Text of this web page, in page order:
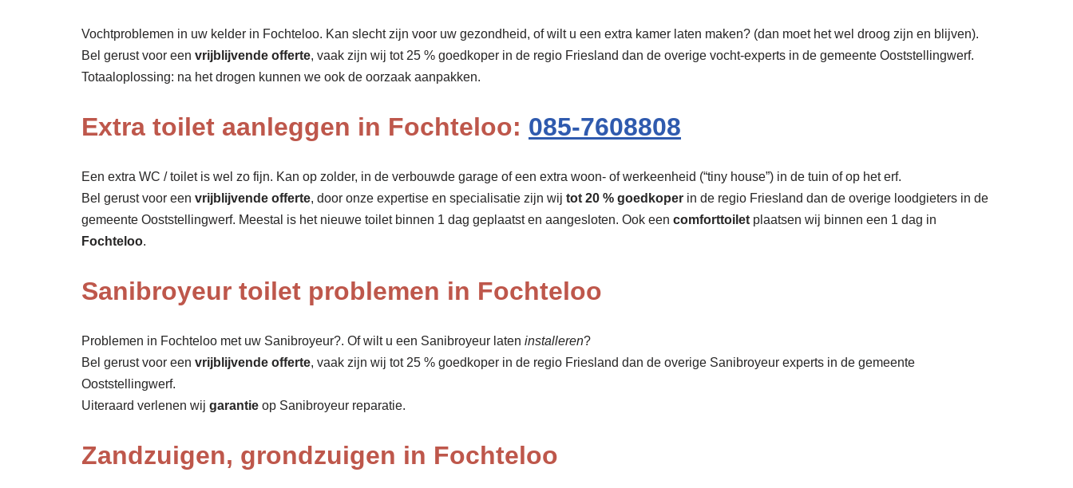
Vochtproblemen in uw kelder in Fochteloo. Kan slecht zijn voor uw gezondheid, of wilt u een extra kamer laten maken? (dan moet het wel droog zijn en blijven).
Bel gerust voor een vrijblijvende offerte, vaak zijn wij tot 25 % goedkoper in de regio Friesland dan de overige vocht-experts in de gemeente Ooststellingwerf.
Totaaloplossing: na het drogen kunnen we ook de oorzaak aanpakken.
Extra toilet aanleggen in Fochteloo: 085-7608808
Een extra WC / toilet is wel zo fijn. Kan op zolder, in de verbouwde garage of een extra woon- of werkeenheid (“tiny house”) in de tuin of op het erf.
Bel gerust voor een vrijblijvende offerte, door onze expertise en specialisatie zijn wij tot 20 % goedkoper in de regio Friesland dan de overige loodgieters in de
gemeente Ooststellingwerf. Meestal is het nieuwe toilet binnen 1 dag geplaatst en aangesloten. Ook een comforttoilet plaatsen wij binnen een 1 dag in
Fochteloo.
Sanibroyeur toilet problemen in Fochteloo
Problemen in Fochteloo met uw Sanibroyeur?. Of wilt u een Sanibroyeur laten installeren?
Bel gerust voor een vrijblijvende offerte, vaak zijn wij tot 25 % goedkoper in de regio Friesland dan de overige Sanibroyeur experts in de gemeente
Ooststellingwerf.
Uiteraard verlenen wij garantie op Sanibroyeur reparatie.
Zandzuigen, grondzuigen in Fochteloo